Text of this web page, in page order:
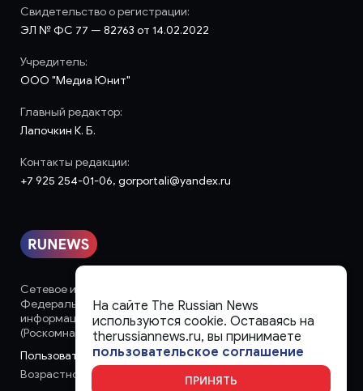
Сетевое издание «runews» (18+) зарегистрировано в
Федеральной службе по надзору в сфере связи,
информационных технологий и массовых коммуникаций
(Роскомнадзор)
Пользовательское соглашение
Возрастное ограничение:
Свидетельство о регистрации:
ЭЛ № ФС 77 — 82763 от 14.02.2022
Учредитель:
ООО "Медиа Юнит"
Главный редактор:
Лапочкин К. Б.
Контакты редакции:
+7 925 254-01-06, gorportali@yandex.ru
На сайте The Russian News
используются cookie. Оставаясь на
therussiannews.ru, вы принимаете
пользовательское соглашение
ПРИНЯТЬ